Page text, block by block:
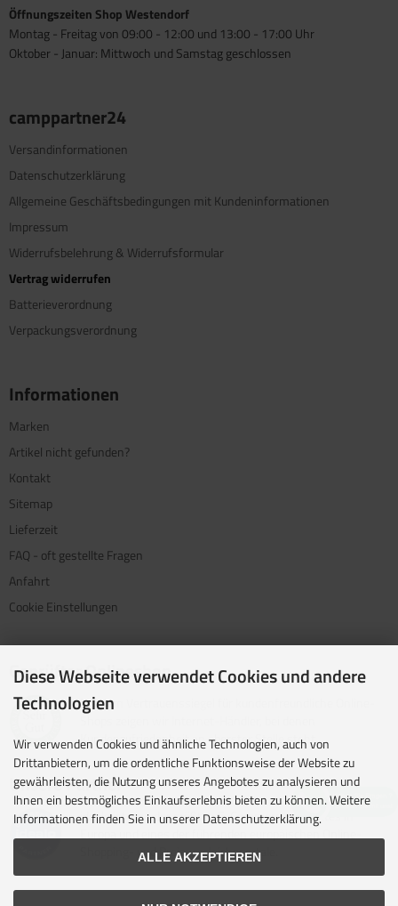
Öffnungszeiten Shop Westendorf
Montag - Freitag von 09:00 - 12:00 und 13:00 - 17:00 Uhr
Oktober - Januar: Mittwoch und Samstag geschlossen
camppartner24
Versandinformationen
Datenschutzerklärung
Allgemeine Geschäftsbedingungen mit Kundeninformationen
Impressum
Widerrufsbelehrung & Widerrufsformular
Vertrag widerrufen
Batterieverordnung
Verpackungsverordnung
Informationen
Marken
Artikel nicht gefunden?
Kontakt
Sitemap
Lieferzeit
FAQ - oft gestellte Fragen
Anfahrt
Cookie Einstellungen
Geprüfter Onlineshop
Mit dem Vertrauenssiegel für kundenfreundliche Online-
Kundenzufriedenheit an oberster Stelle steht.
Unsere Partner
idealo ist eine der größten E-Commerce-Websites in
Shopping- und Preisvergleichsportale.
Diese Webseite verwendet Cookies und andere
Technologien
Wir verwenden Cookies und ähnliche Technologien, auch von
Drittanbietern, um die ordentliche Funktionsweise der Website zu
gewährleisten, die Nutzung unseres Angebotes zu analysieren und
Ihnen ein bestmögliches Einkaufserlebnis bieten zu können. Weitere
Informationen finden Sie in unserer Datenschutzerklärung.
ALLE AKZEPTIEREN